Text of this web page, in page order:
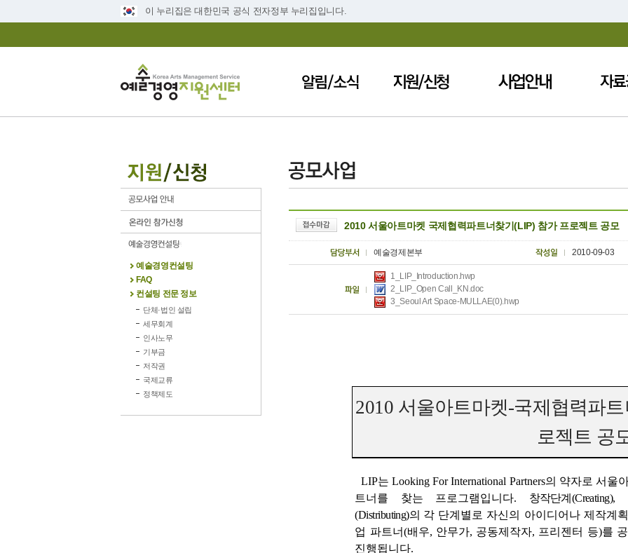
이 누리집은 대한민국 공식 전자정부 누리집입니다.
예술경영컨설팅
FAQ
컨설팅 전문 정보
단체·법인 설립
세무회계
인사노무
기부금
저작권
국제교류
정책제도
2010 서울아트마켓 국제협력파트너찾기(LIP) 참가 프로젝트 공모
예술경제본부 2010-09-03
1_LIP_Introduction.hwp
2_LIP_Open Call_KN.doc
3_Seoul Art Space-MULLAE(0).hwp